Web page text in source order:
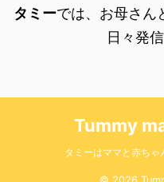
タミーでは、お母さん
日々発
Tummy
タミーはママと赤ちゃ